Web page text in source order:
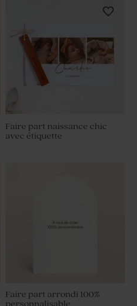
Faire part arrondi 100%
Faire part naissance chic
avec étiquette